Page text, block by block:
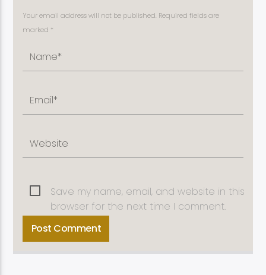
Your email address will not be published. Required fields are
marked *
Save my name, email, and website in this
browser for the next time I comment.